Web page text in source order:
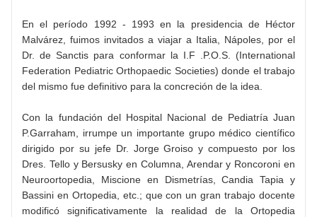
En el período 1992 - 1993 en la presidencia de Héctor
Malvárez, fuimos invitados a viajar a Italia, Nápoles, por el
Dr. de Sanctis para conformar la I.F .P.O.S. (International
Federation Pediatric Orthopaedic Societies) donde el trabajo
del mismo fue definitivo para la concreción de la idea.
Con la fundación del Hospital Nacional de Pediatría Juan
P.Garraham, irrumpe un importante grupo médico científico
dirigido por su jefe Dr. Jorge Groiso y compuesto por los
Dres. Tello y Bersusky en Columna, Arendar y Roncoroni en
Neuroortopedia, Miscione en Dismetrías, Candia Tapia y
Bassini en Ortopedia, etc.; que con un gran trabajo docente
modificó significativamente la realidad de la Ortopedia